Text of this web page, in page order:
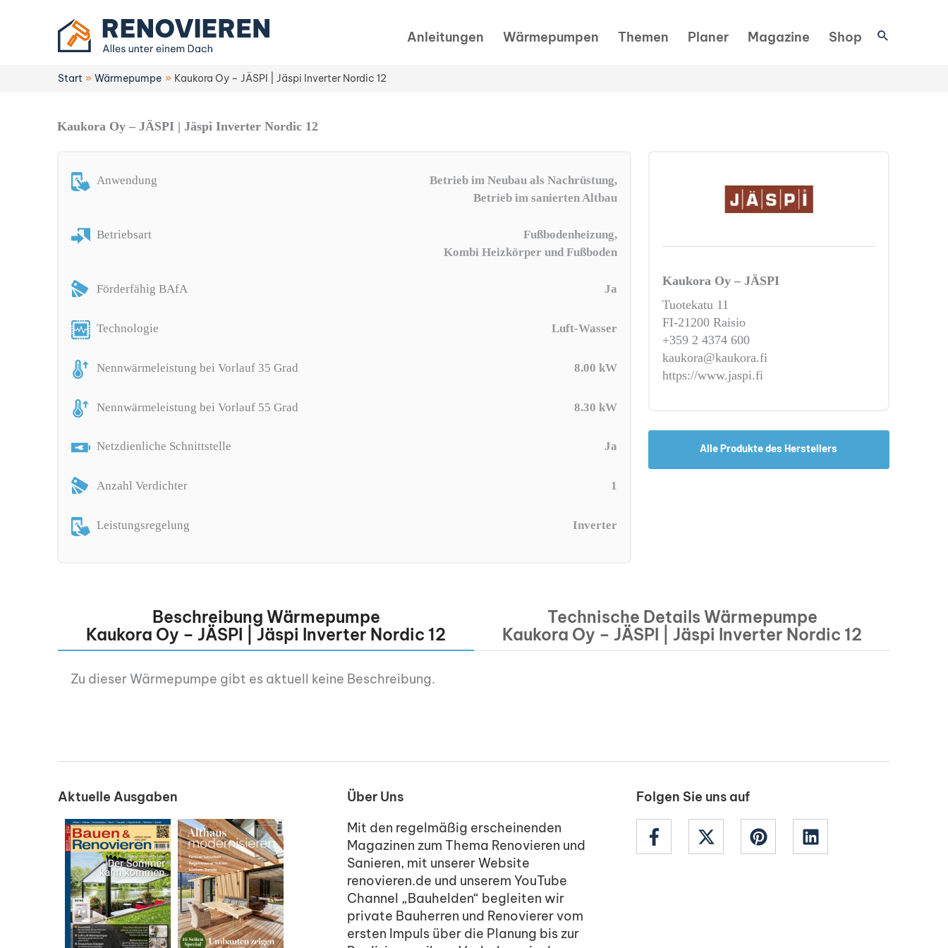
Anleitungen Wärmepumpen Themen Planer Magazine Shop Suchen
Start Wärmepumpe Kaukora Oy – JÄSPI | Jäspi Inverter Nordic 12
Kaukora Oy – JÄSPI | Jäspi Inverter Nordic 12
Anwendung
Betrieb im Neubau als Nachrüstung,
Betrieb im sanierten Altbau
Betriebsart
Fußbodenheizung,
Kombi Heizkörper und Fußboden
Förderfähig BAfA Ja
Technologie Luft-Wasser
Nennwärmeleistung bei Vorlauf 35 Grad 8.00 kW
Nennwärmeleistung bei Vorlauf 55 Grad 8.30 kW
Netzdienliche Schnittstelle Ja
Anzahl Verdichter 1
Leistungsregelung Inverter
Kaukora Oy – JÄSPI
Tuotekatu 11
FI-21200 Raisio
+359 2 4374 600
kaukora@kaukora.fi
https://www.jaspi.fi
Alle Produkte des Herstellers
Beschreibung Wärmepumpe
Kaukora Oy – JÄSPI | Jäspi Inverter Nordic 12
Technische Details Wärmepumpe
Kaukora Oy – JÄSPI | Jäspi Inverter Nordic 12
Zu dieser Wärmepumpe gibt es aktuell keine Beschreibung.
Aktuelle Ausgaben
Über Uns
Mit den regelmäßig erscheinenden
Magazinen zum Thema Renovieren und
Sanieren, mit unserer Website
renovieren.de und unserem YouTube
Channel „Bauhelden“ begleiten wir
private Bauherren und Renovierer vom
ersten Impuls über die Planung bis zur
Folgen Sie uns auf